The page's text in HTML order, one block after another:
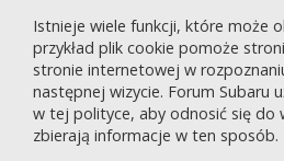
Istnieje wiele funkcji, które może
przykład plik cookie pomoże
stronie internetowej w
następnej wizycie. Forum Subaru
w tej polityce, aby odnosić się do
zbierają informacje w ten sposób.